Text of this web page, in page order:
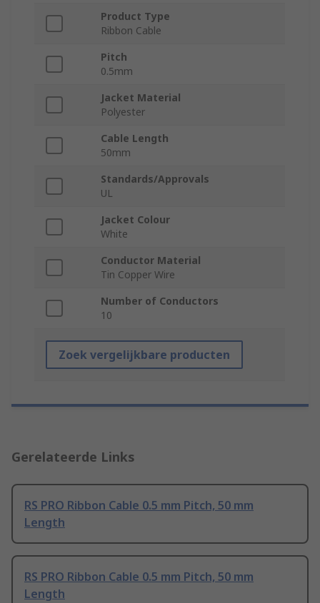
Product Type
Ribbon Cable
Pitch
0.5mm
Jacket Material
Polyester
Cable Length
50mm
Standards/Approvals
UL
Jacket Colour
White
Conductor Material
Tin Copper Wire
Number of Conductors
10
Zoek vergelijkbare producten
Gerelateerde Links
RS PRO Ribbon Cable 0.5 mm Pitch, 50 mm
Length
RS PRO Ribbon Cable 0.5 mm Pitch, 50 mm
Length